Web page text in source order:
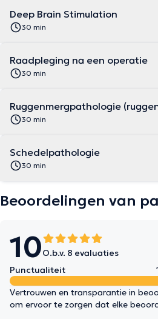
Deep Brain Stimulation
30 min
Raadpleging na een operatie
30 min
Ruggenmergpathologie
30 min
Schedelpathologie
30 min
Beoordelingen van
10O.b.v. 8 evaluaties
Punctualiteit
Vertrouwen en transparantie in
om ervoor te zorgen dat elke